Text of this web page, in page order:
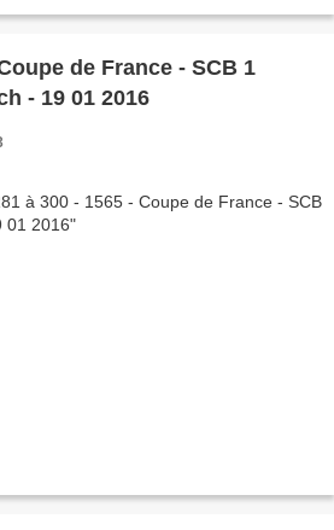
de France - SCB 1
- 19 01 2016